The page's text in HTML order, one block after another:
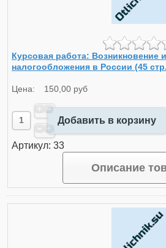
Курсовая работа: Возникновение
налогообложения в России (45
Цена: 150,00 руб
Добавить в корзину
Артикул: 33
Описание